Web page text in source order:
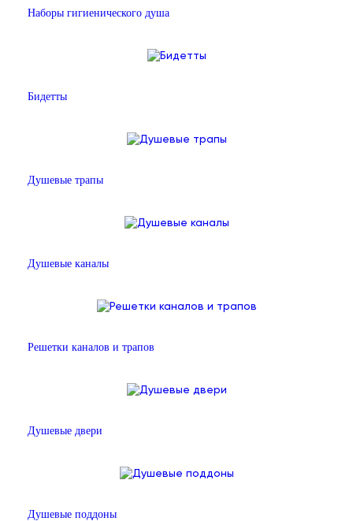
Наборы гигиенического душа
Бидетты
Душевые трапы
Душевые каналы
Решетки каналов и трапов
Душевые двери
Душевые поддоны